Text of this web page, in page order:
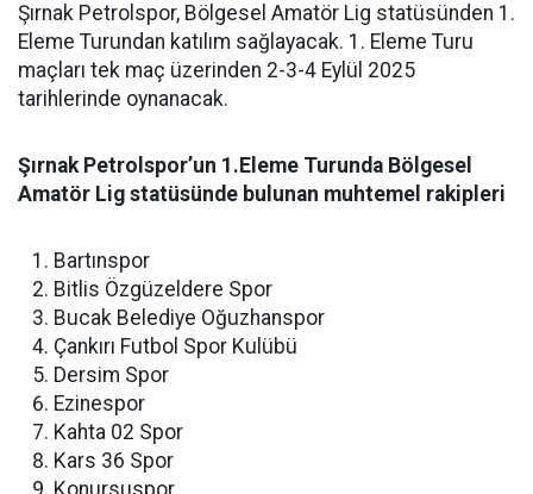
Şırnak Petrolspor, Bölgesel Amatör Lig statüsünden 1.
Eleme Turundan katılım sağlayacak. 1. Eleme Turu
maçları tek maç üzerinden 2-3-4 Eylül 2025
tarihlerinde oynanacak.
Şırnak Petrolspor’un 1.Eleme Turunda Bölgesel
Amatör Lig statüsünde bulunan muhtemel rakipleri
Bartınspor
Bitlis Özgüzeldere Spor
Bucak Belediye Oğuzhanspor
Çankırı Futbol Spor Kulübü
Dersim Spor
Ezinespor
Kahta 02 Spor
Kars 36 Spor
Konursuspor